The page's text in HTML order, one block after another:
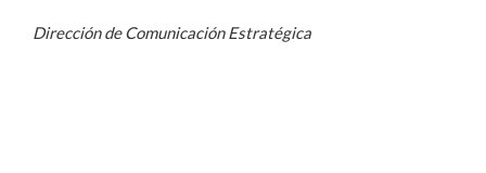
Dirección de Comunicación Estratégica